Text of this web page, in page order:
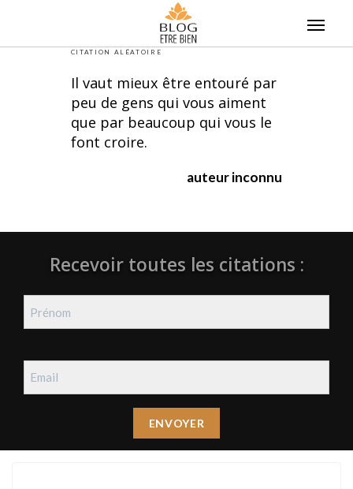
CITATION ALÉATOIRE
Il vaut mieux être entouré par
peu de gens qui vous aiment
que par beaucoup qui vous le
font croire.
auteur inconnu
Recevoir toutes les citations :